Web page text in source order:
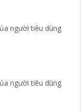
người tiêu dùng
người tiêu dùng